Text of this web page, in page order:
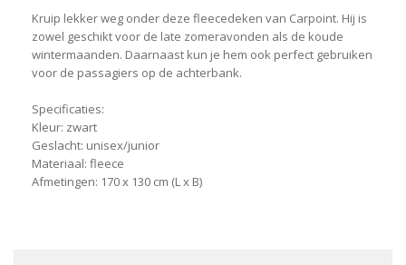
Kruip lekker weg onder deze fleecedeken van Carpoint. Hij is
zowel geschikt voor de late zomeravonden als de koude
wintermaanden. Daarnaast kun je hem ook perfect gebruiken
voor de passagiers op de achterbank.
Specificaties:
Kleur: zwart
Geslacht: unisex/junior
Materiaal: fleece
Afmetingen: 170 x 130 cm (L x B)